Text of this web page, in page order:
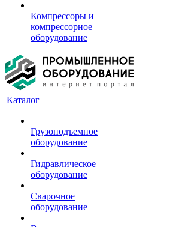
Компрессоры и
компрессорное
оборудование
Каталог
Грузоподъемное
оборудование
Гидравлическое
оборудование
Сварочное
оборудование